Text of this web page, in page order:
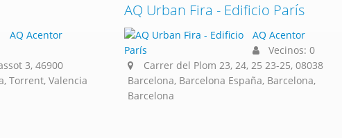
AQ Acentor
3, 46900
Torrent, Valencia
AQ Urban Fira - Edificio París
AQ Acentor
Vecinos: 0
Carrer del Plom 23, 24, 25 23-25, 08038
Barcelona, Barcelona España, Barcelona,
Barcelona